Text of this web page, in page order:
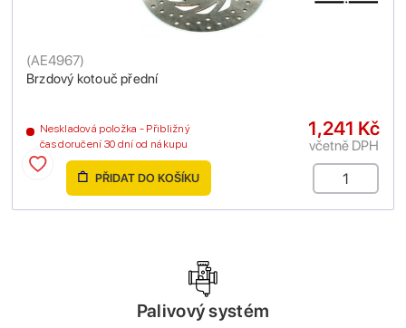
Brzdový kotouč přední
(AE4967)
Neskladová položka - Přibližný
čas doručení 30 dní od nákupu
1,241 Kč
včetně DPH
PŘIDAT DO KOŠÍKU
Palivový systém